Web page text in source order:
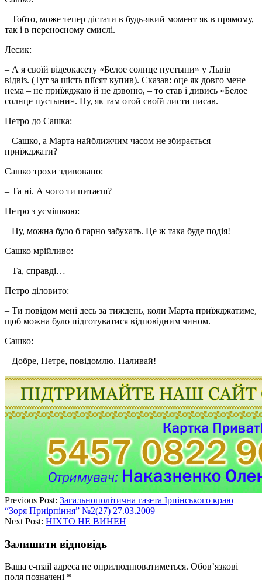
– Тобто, може тепер дістати в будь-який момент як в прямому,
так і в переносному смислі.
Лесик:
– А я своїй відеокасету «Белое солнце пустыни» у Львів
відвіз. (Тут за шість піїсят купив). Сказав: оце як довго мене
нема – не приїжджаю й не дзвоню, – то став і дивись «Белое
солнце пустыни». Ну, як там отой своїй листи писав.
Петро до Сашка:
– Сашко, а Марта найближчим часом не збирається
приїжджати?
Сашко трохи здивовано:
– Та ні. А чого ти питаєш?
Петро з усмішкою:
– Ну, можна було б гарно забухать. Це ж така буде подія!
Сашко мрійливо:
– Та, справді…
Петро діловито:
– Ти повідом мені десь за тиждень, коли Марта приїжджатиме,
щоб можна було підготуватися відповідним чином.
Сашко:
– Добре, Петре, повідомлю. Наливай!
Previous Post: Загальнополітична газета Ірпінського краю
“Зоря Приірпіння” №2(27) 27.03.2009
Next Post: НІХТО НЕ ВИНЕН
Залишити відповідь
Ваша e-mail адреса не оприлюднюватиметься. Обов’язкові
поля позначені *